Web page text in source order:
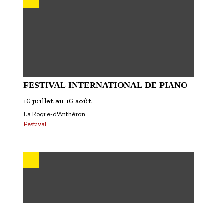
FESTIVAL INTERNATIONAL DE PIANO
16 juillet au 16 août
La Roque-d'Anthéron
Festival